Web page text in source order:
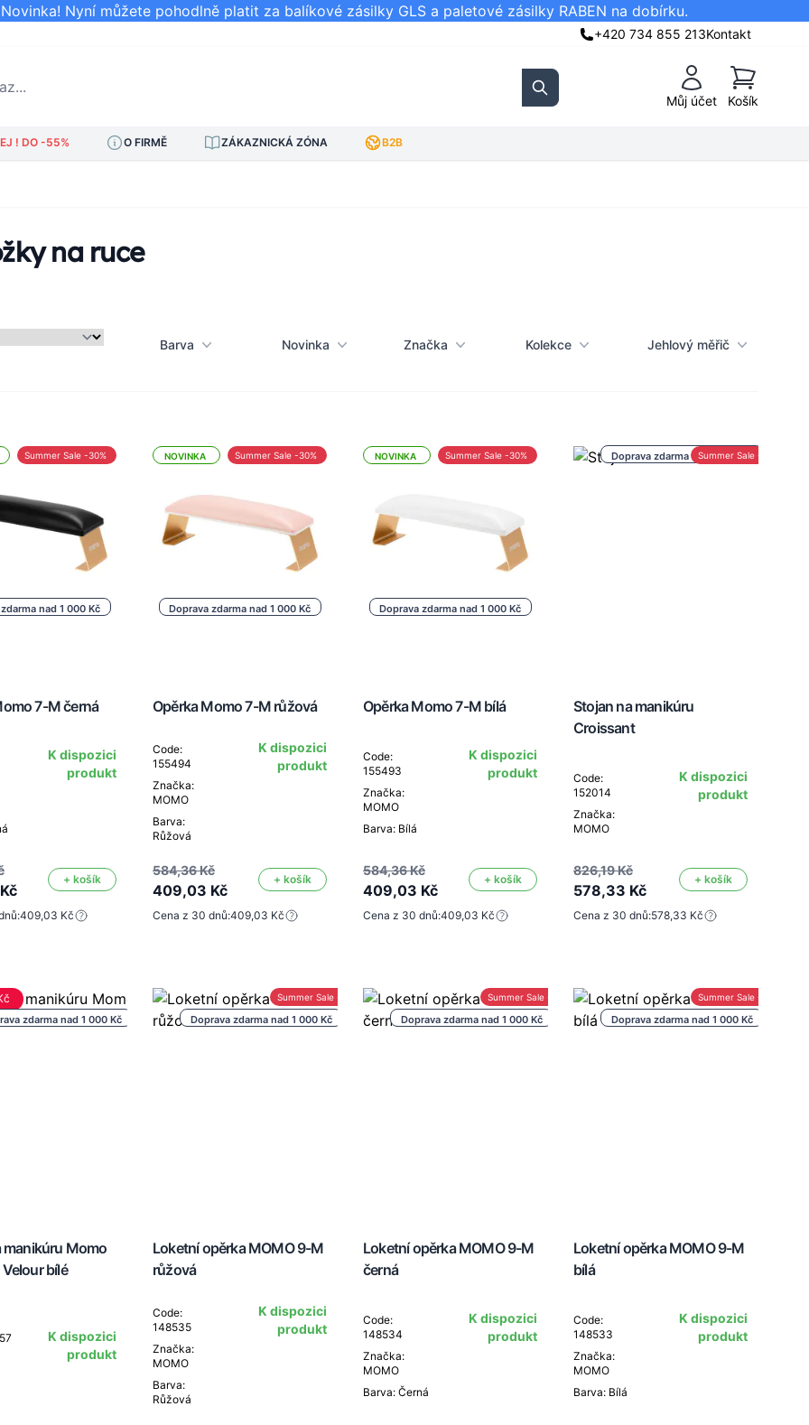
Nyní můžete pohodlně platit za balíkové zásilky GLS a paletové zásilky RABEN na dobírku.
+420 734 855 213Kontakt
Search Můj účet
Košík
Košík
! DO -55% O FIRMĚ ZÁKAZNICKÁ ZÓNA B2B
na ruce
Barva Novinka Značka Kolekce Jehlový měřič
nad 1 000 Kč
Summer Sale -30%
7-M černá
K dispozici
produkt
+ košík
409,03 Kč
Doprava zdarma nad 1 000 Kč
Summer Sale -30%
NOVINKA
Opěrka Momo 7-M růžová
Code:
155494
Značka:
MOMO
Barva:
Růžová
K dispozici
produkt
584,36 Kč
409,03 Kč
+ košík
Cena z 30 dnů:409,03 Kč
Doprava zdarma nad 1 000 Kč
Summer Sale -30%
NOVINKA
Opěrka Momo 7-M bílá
Code:
155493
Značka:
MOMO
Barva: Bílá
K dispozici
produkt
584,36 Kč
409,03 Kč
+ košík
Cena z 30 dnů:409,03 Kč
Doprava zdarma nad 1 000 Kč
Summer Sale -30%
Stojan na manikúru
Croissant
Code:
152014
Značka:
MOMO
K dispozici
produkt
826,19 Kč
578,33 Kč
+ košík
Cena z 30 dnů:578,33 Kč
zdarma nad 1 000 Kč
manikúru Momo
bílé
K dispozici
produkt
Doprava zdarma nad 1 000 Kč
Summer Sale -30%
Loketní opěrka MOMO 9-M
růžová
Code:
148535
Značka:
MOMO
Barva:
Růžová
K dispozici
produkt
Doprava zdarma nad 1 000 Kč
Summer Sale -30%
Loketní opěrka MOMO 9-M
černá
Code:
148534
Značka:
MOMO
Barva: Černá
K dispozici
produkt
Doprava zdarma nad 1 000 Kč
Summer Sale -30%
Loketní opěrka MOMO 9-M
bílá
Code:
148533
Značka:
MOMO
Barva: Bílá
K dispozici
produkt